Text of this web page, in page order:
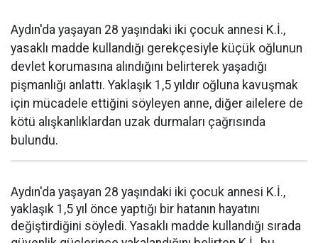
Aydın'da yaşayan 28 yaşındaki iki çocuk annesi K.İ.,
yasaklı madde kullandığı gerekçesiyle küçük oğlunun
devlet korumasına alındığını belirterek yaşadığı
pişmanlığı anlattı. Yaklaşık 1,5 yıldır oğluna kavuşmak
için mücadele ettiğini söyleyen anne, diğer ailelere de
kötü alışkanlıklardan uzak durmaları çağrısında
bulundu.
Aydın'da yaşayan 28 yaşındaki iki çocuk annesi K.İ.,
yaklaşık 1,5 yıl önce yaptığı bir hatanın hayatını
değiştirdiğini söyledi. Yasaklı madde kullandığı sırada